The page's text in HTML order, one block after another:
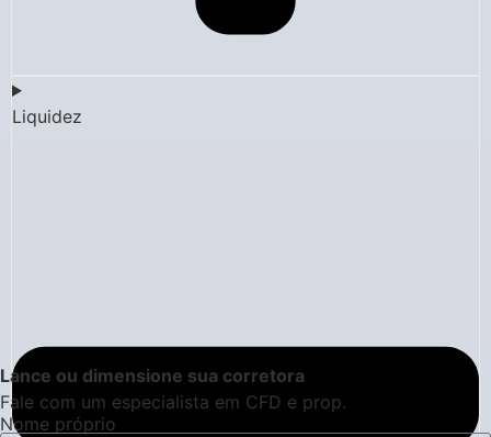
Liquidez
Lance ou dimensione sua corretora
Fale com um especialista em CFD e prop.
Nome próprio